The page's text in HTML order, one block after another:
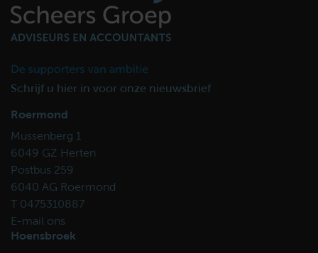
Schrijf u hier in voor onze nieuwsbrief
Roermond
Mussenberg 1
6049 GZ Herten
Postbus 259
6040 AG Roermond
T 0475310887
E-mail ons
Hoensbroek